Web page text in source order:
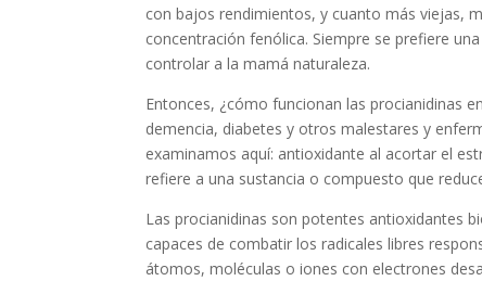
con bajos rendimientos, y cuanto más viejas,
concentración fenólica. Siempre se prefiere
controlar a la mamá naturaleza.
Entonces, ¿cómo funcionan las procianidinas
demencia, diabetes y otros malestares y
examinamos aquí: antioxidante al acortar el
refiere a una sustancia o compuesto que
Las procianidinas son potentes antioxidantes
capaces de combatir los radicales libres
átomos, moléculas o iones con electrones